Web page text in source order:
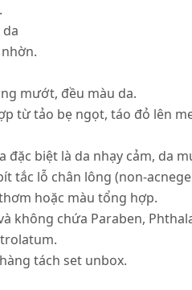
mướt, đều màu da.
từ tảo bẹ ngọt, táo đỏ lên
đặc biệt là da nhạy cảm, da
tắc lỗ chân lông (non-
hoặc màu tổng hợp.
không chứa Paraben,
tách set unbox.